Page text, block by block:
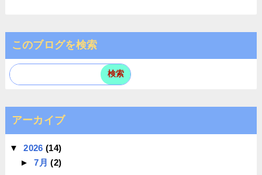
このブログを検索
アーカイブ
▼2026(14)
►7月(2)